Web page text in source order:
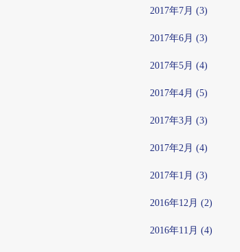
2017年7月 (3)
2017年6月 (3)
2017年5月 (4)
2017年4月 (5)
2017年3月 (3)
2017年2月 (4)
2017年1月 (3)
2016年12月 (2)
2016年11月 (4)